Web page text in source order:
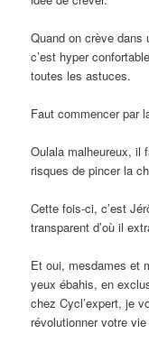
Quand on crève dans
c’est hyper
toutes les astuces.
Faut commencer par
Oulala malheureux, il
risques de pincer la
Cette fois-ci, c’est
transparent d’où il
Et oui, mesdames et
yeux ébahis, en
chez Cycl’expert, je
révolutionner votre